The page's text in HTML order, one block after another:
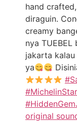
hand
diraguin.
creamy
nya
jakarta
ya
original